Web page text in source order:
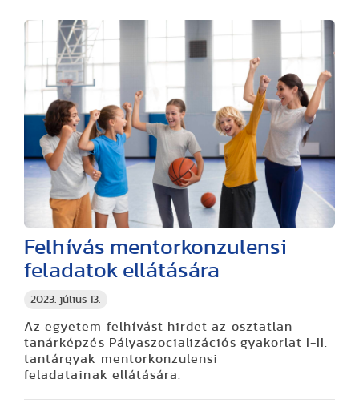
2023. július 13.
Felhívás mentorkonzulensi
feladatok ellátására
Az egyetem felhívást hirdet az osztatlan
tanárképzés Pályaszocializációs gyakorlat I-II.
tantárgyak mentorkonzulensi
feladatainak ellátására.